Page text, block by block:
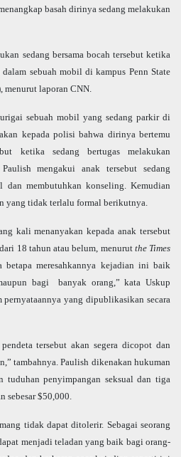
basah dirinya sedang melakukan
sedang bersama bocah tersebut ketika
sebuah mobil di kampus Penn State
menurut laporan CNN.
sebuah mobil yang sedang parkir di
kepada polisi bahwa dirinya bertemu
ketika sedang bertugas melakukan
mengakui anak tersebut sedang
dan membutuhkan konseling. Kemudian
yang tidak terlalu formal berikutnya.
kali menanyakan kepada anak tersebut
18 tahun atau belum, menurut the Times
betapa meresahkannya kejadian ini baik
bagi banyak orang,” kata Uskup
pernyataannya yang dipublikasikan secara
tersebutakansegera dicopot dan
tambahnya. Paulish dikenakan hukuman
tuduhan penyimpangan seksual dan tiga
sebesar $50,000.
tidak dapat ditolerir. Sebagai seorang
menjadi teladan yang baik bagi orang-